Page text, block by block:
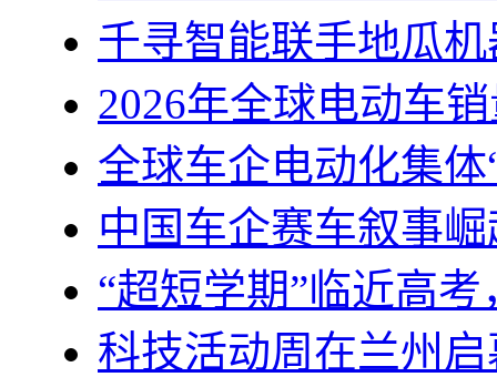
千寻智能联手地瓜
2026年全球电动车
全球车企电动化集
中国车企赛车叙事
“超短学期”临近高
科技活动周在兰州